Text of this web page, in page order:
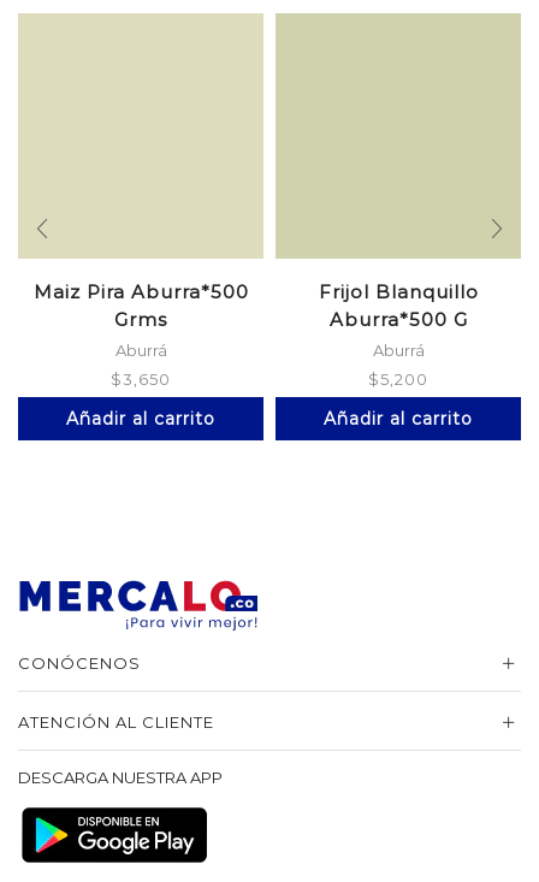
Maiz Pira Aburra*500
Grms
Aburrá
$3,650
Añadir al carrito
Frijol Blanquillo
Aburra*500 G
Aburrá
$5,200
Añadir al carrito
CONÓCENOS
ATENCIÓN AL CLIENTE
DESCARGA NUESTRA APP